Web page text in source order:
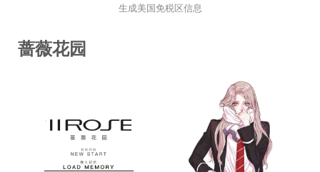
生成美国免税区信息
蔷薇花园